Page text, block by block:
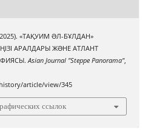
«ТАҚУИМ ƏЛ-БҰЛДАН»
АРАЛДАРЫ ЖƏНЕ АТЛАНТ
Asian Journal "Steppe Panorama",
article/view/345
ссылок